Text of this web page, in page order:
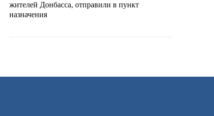
жителей Донбасса, отправили в пункт
назначения